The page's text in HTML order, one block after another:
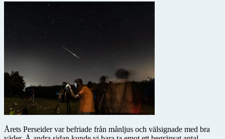
Årets Perseider var befriade från månljus och välsignade med bra